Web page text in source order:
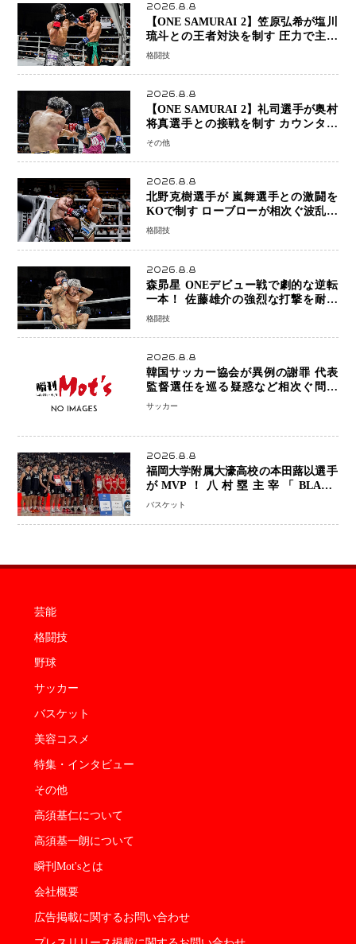
2026.8.8
【ONE SAMURAI 2】笠原弘希が塩川
琉斗との王者対決を制す 圧力で主導
権を握り判定勝利
格闘技
2026.8.8
【ONE SAMURAI 2】礼司選手が奥村
将真選手との接戦を制す カウンター
と正確な打撃で判定勝利
その他
2026.8.8
北野克樹選手が 嵐舞選手との激闘を
KOで制す ローブローが相次ぐ波乱の
展開…涙の勝利「生まれてくる娘のた
格闘技
2026.8.8
森昴星 ONEデビュー戦で劇的な逆転
一本！ 佐藤雄介の強烈な打撃を耐え
抜き、リアネイキッドチョークで勝利
格闘技
2026.8.8
韓国サッカー協会が異例の謝罪 代表
監督選任を巡る疑惑など相次ぐ問題
「組織の刷新」誓う
サッカー
2026.8.8
福岡大学附属大濠高校の本田蕗以選手
がMVP！八村塁主宰「BLACK
SAMURAI SUMMIT 2026」で存在
なった」
バスケット
芸能
格闘技
野球
サッカー
バスケット
美容コスメ
特集・インタビュー
その他
高須基仁について
高須基一朗について
瞬刊Mot'sとは
会社概要
広告掲載に関するお問い合わせ